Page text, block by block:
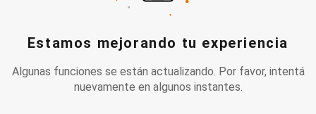
Estamos mejorando tu experiencia
Algunas funciones se están actualizando. Por favor, intentá
nuevamente en algunos instantes.